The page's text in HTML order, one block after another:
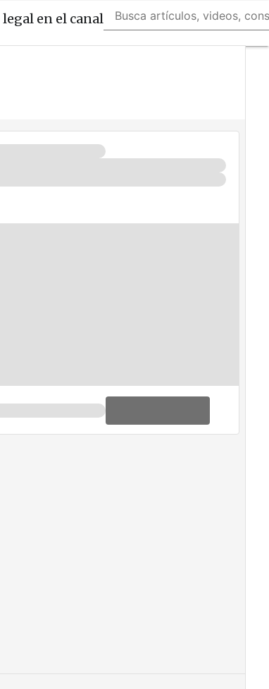
en el canal Fabricantes
Mayoristas
TicPymes
La
es